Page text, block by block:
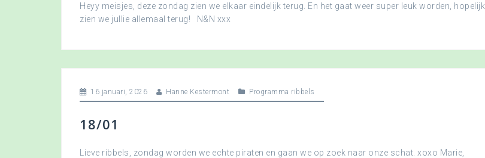
Heyy meisjes, deze zondag zien we elkaar eindelijk terug. En het gaat weer super leuk worden, hopelijk
zien we jullie allemaal terug! N&N xxx
16 januari, 2026 Hanne Kestermont Programma ribbels
18/01
Lieve ribbels, zondag worden we echte piraten en gaan we op zoek naar onze schat. xoxo Marie,